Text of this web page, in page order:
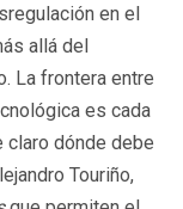
en el
allá del
La frontera entre
es cada
claro dónde debe
Touriño,